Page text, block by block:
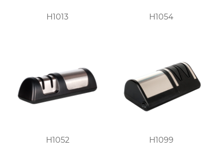
H1013 H1054
H1052 H1099